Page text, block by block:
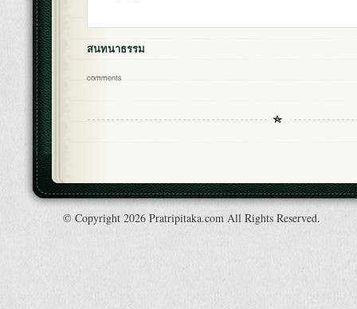
สนทนาธรรม
comments
© Copyright 2026 Pratripitaka.com All Rights Reserved.